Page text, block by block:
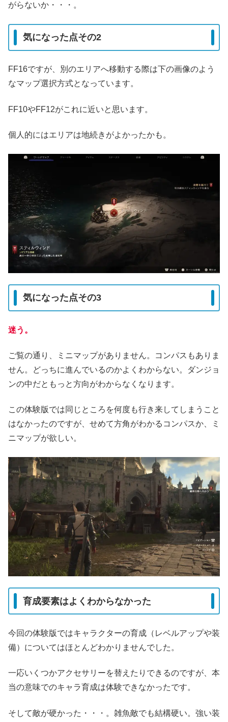
がらないか・・・。
気になった点その2
FF16ですが、別のエリアへ移動する際は下の画像のよう
なマップ選択方式となっています。
FF10やFF12がこれに近いと思います。
個人的にはエリアは地続きがよかったかも。
気になった点その3
迷う。
ご覧の通り、ミニマップがありません。コンパスもありま
せん。どっちに進んでいるのかよくわからない。ダンジョ
ンの中だともっと方向がわからなくなります。
この体験版では同じところを何度も行き来してしまうこと
はなかったのですが、せめて方角がわかるコンパスか、ミ
ニマップが欲しい。
育成要素はよくわからなかった
今回の体験版ではキャラクターの育成（レベルアップや装
備）についてはほとんどわかりませんでした。
一応いくつかアクセサリーを替えたりできるのですが、本
当の意味でのキャラ育成は体験できなかったです。
そして敵が硬かった・・・。雑魚敵でも結構硬い。強い装